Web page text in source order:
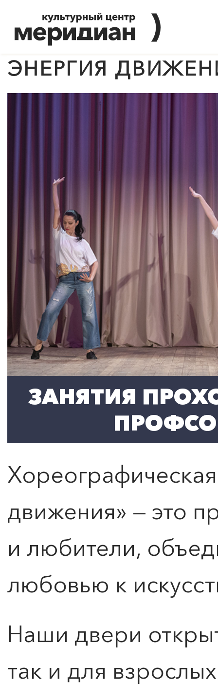
ЭНЕРГИЯ
ЗАНЯТИЯ
движения» — это
и любители,
любовью к
Наши двери
так и для
Расписание и стоимость